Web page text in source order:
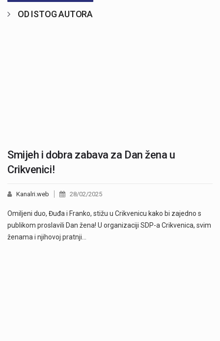
OD ISTOG AUTORA
Smijeh i dobra zabava za Dan žena u
Crikvenici!
Kanalri.web 28/02/2025
Omiljeni duo, Đuđa i Franko, stižu u Crikvenicu kako bi zajedno s
publikom proslavili Dan žena! U organizaciji SDP-a Crikvenica, svim
ženama i njihovoj pratnji…